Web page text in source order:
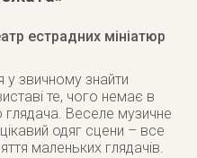
естрадних мініатюр
у звичному знайти
те, чого немає в
глядача. Веселе музичне
одяг сцени – все
маленьких глядачів.